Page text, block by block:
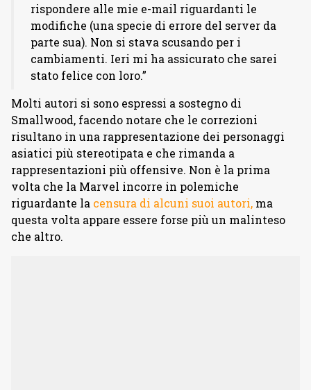
rispondere alle mie e-mail riguardanti le
modifiche (una specie di errore del server da
parte sua). Non si stava scusando per i
cambiamenti. Ieri mi ha assicurato che sarei
stato felice con loro.”
Molti autori si sono espressi a sostegno di
Smallwood, facendo notare che le correzioni
risultano in una rappresentazione dei personaggi
asiatici più stereotipata e che rimanda a
rappresentazioni più offensive. Non è la prima
volta che la Marvel incorre in polemiche
riguardante la censura di alcuni suoi autori, ma
questa volta appare essere forse più un malinteso
che altro.